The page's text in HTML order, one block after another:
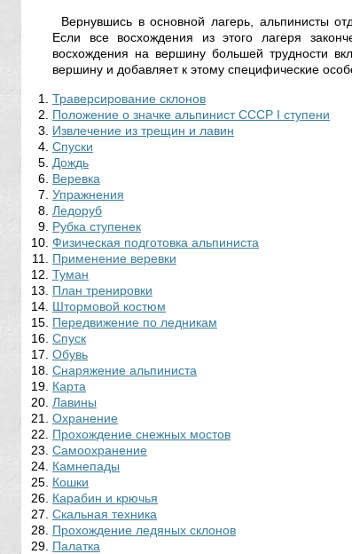
Вернувшись в основной лагерь, альпинисты
Если все восхождения из этого лагеря
восхождения на вершину большей трудности
вершину и добавляет к этому специфические
Траверсирование склонов
Положение о значке альпинист СССР I ступени
Извлечение из трещин и лавин
Спуски
Дождь
Веревка
Упражнения
Ледоруб
Рубка ступенек
Физическая подготовка альпиниста
Применение веревки
Туман
План тренировки
Штормовой костюм
Передвижение по ледникам
Спуск
Обувь
Снаряжение альпиниста
Карта
Лавины
Охранение
Прохождение снежных мостов
Самоохранение
Камнепады
Кошки
Карабин и крючья
Скальная техника
Прохождение ледяных склонов
Палатка